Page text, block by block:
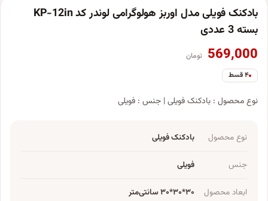
بادکنک فویلی مدل اوربز هولوگرامی لوندر کد KP-12in
بسته 3 عددی
569,000 تومان
۴ قسط
نوع محصول : بادکنک فویلی | جنس : فویلی
نوع محصول بادکنک فویلی
جنس فویلی
ابعاد محصول ۳۰*۳۰*۳۰ سانتی‌متر